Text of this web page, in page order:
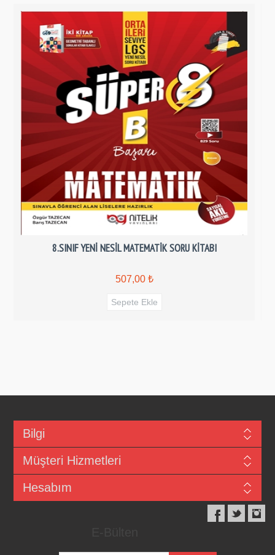
8.SINIF YENİ NESİL MATEMATİK SORU KİTABI
507,00 ₺
Bilgi
Müşteri Hizmetleri
Hesabım